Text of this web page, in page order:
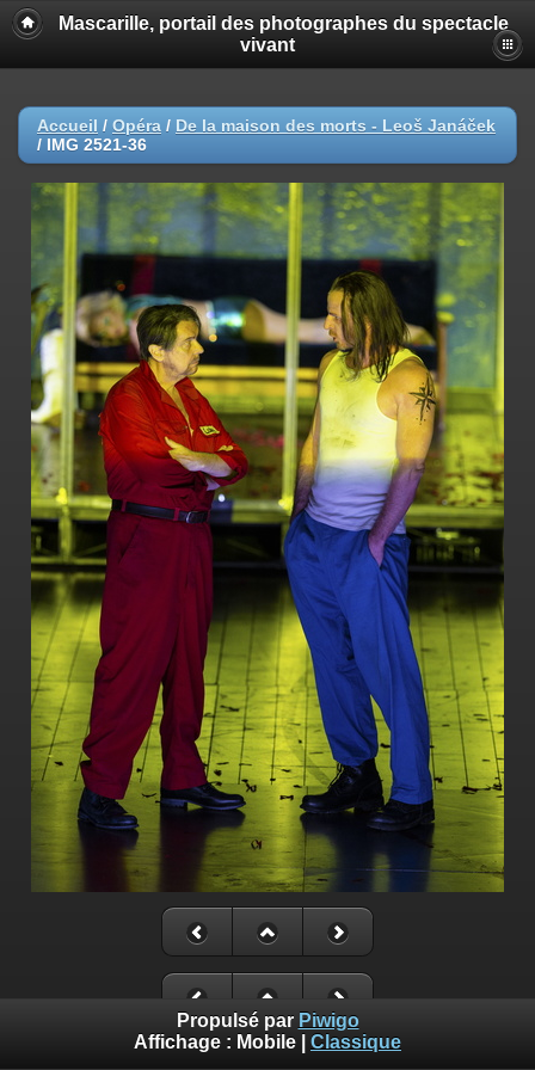
Mascarille, portail des photographes du spectacle
vivant
Accueil / Opéra / De la maison des morts - Leoš Janáček
/ IMG 2521-36
Propulsé par Piwigo
Affichage : Mobile Classique